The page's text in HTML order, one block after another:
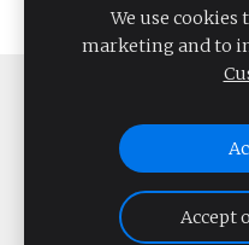
NIEUWS
We use cookies
marketing and to
Accept